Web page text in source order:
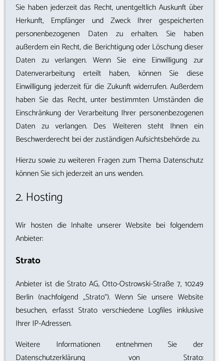
Sie haben jederzeit das Recht, unentgeltlich Auskunft über
Herkunft, Empfänger und Zweck Ihrer gespeicherten
personenbezogenen Daten zu erhalten. Sie haben
außerdem ein Recht, die Berichtigung oder Löschung dieser
Daten zu verlangen. Wenn Sie eine Einwilligung zur
Datenverarbeitung erteilt haben, können Sie diese
Einwilligung jederzeit für die Zukunft widerrufen. Außerdem
haben Sie das Recht, unter bestimmten Umständen die
Einschränkung der Verarbeitung Ihrer personenbezogenen
Daten zu verlangen. Des Weiteren steht Ihnen ein
Beschwerderecht bei der zuständigen Aufsichtsbehörde zu.
Hierzu sowie zu weiteren Fragen zum Thema Datenschutz
können Sie sich jederzeit an uns wenden.
2. Hosting
Wir hosten die Inhalte unserer Website bei folgendem
Anbieter:
Strato
Anbieter ist die Strato AG, Otto-Ostrowski-Straße 7, 10249
Berlin (nachfolgend „Strato“). Wenn Sie unsere Website
besuchen, erfasst Strato verschiedene Logfiles inklusive
Ihrer IP-Adressen.
Weitere Informationen entnehmen Sie der
Datenschutzerklärung von Strato: